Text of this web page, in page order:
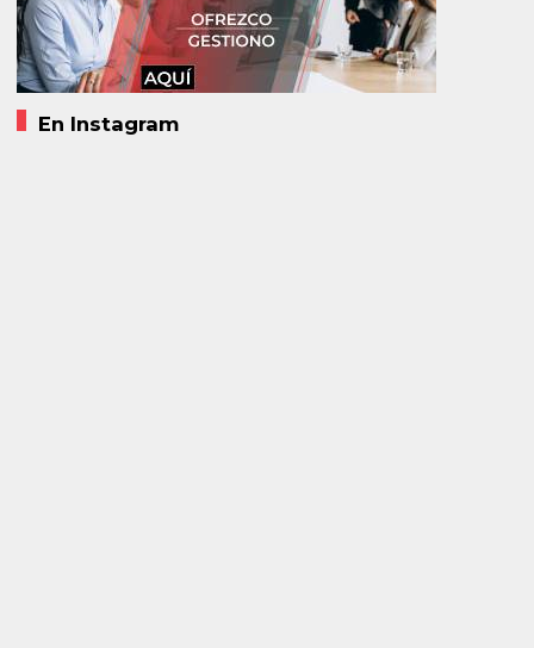
En Instagram